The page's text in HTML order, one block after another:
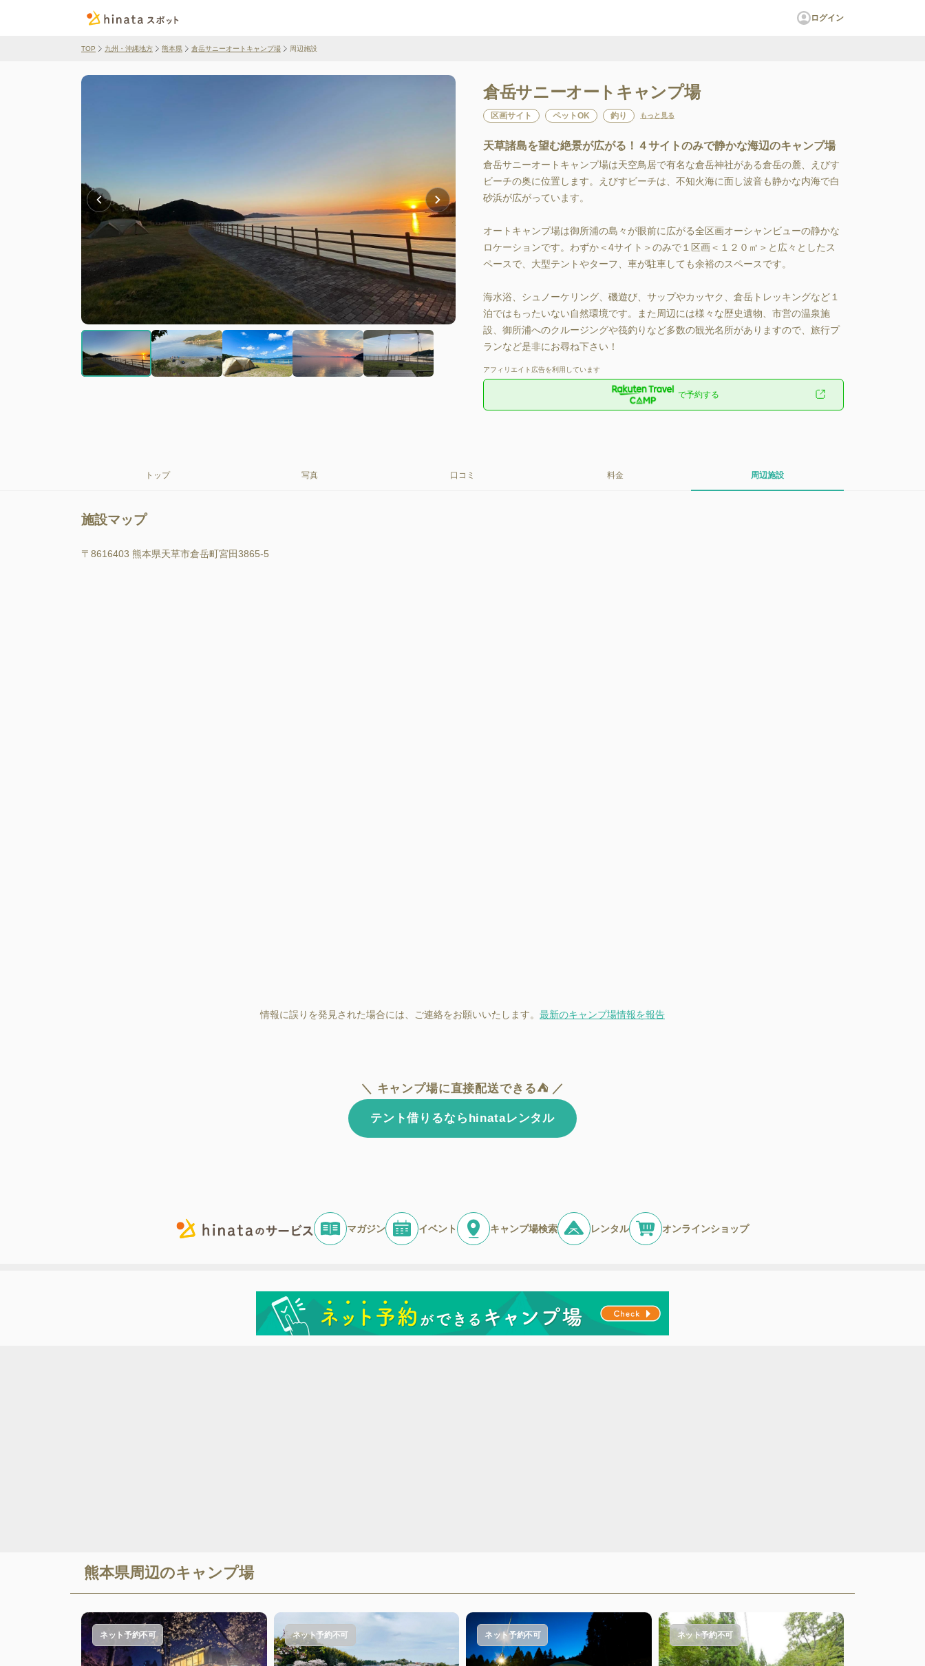
ログイン
TOP 九州・沖縄地方 熊本県 倉岳サニーオートキャンプ場 周辺施設
倉岳サニーオートキャンプ場
区画サイト ペットOK 釣り もっと見る
天草諸島を望む絶景が広がる！４サイトのみで静かな海辺のキャンプ場
倉岳サニーオートキャンプ場は天空鳥居で有名な倉岳神社がある倉岳の麓、えびす
ビーチの奥に位置します。えびすビーチは、不知火海に面し波音も静かな内海で白
砂浜が広がっています。
オートキャンプ場は御所浦の島々が眼前に広がる全区画オーシャンビューの静かな
ロケーションです。わずか＜4サイト＞のみで１区画＜１２０㎡＞と広々としたス
ペースで、大型テントやターフ、車が駐車しても余裕のスペースです。
海水浴、シュノーケリング、磯遊び、サップやカッヤク、倉岳トレッキングなど１
泊ではもったいない自然環境です。また周辺には様々な歴史遺物、市営の温泉施
設、御所浦へのクルージングや筏釣りなど多数の観光名所がありますので、旅行プ
ランなど是非にお尋ね下さい！
アフィリエイト広告を利用しています
で予約する
トップ 写真 口コミ 料金 周辺施設
施設マップ
〒8616403 熊本県天草市倉岳町宮田3865-5
情報に誤りを発見された場合には、ご連絡をお願いいたします。 最新のキャンプ場情報を報告
＼ キャンプ場に直接配送できる⛺ ／
テント借りるならhinataレンタル
マガジン イベント キャンプ場検索 レンタル オンラインショップ
熊本県周辺のキャンプ場
ネット予約不可 ネット予約不可 ネット予約不可 ネット予約不可